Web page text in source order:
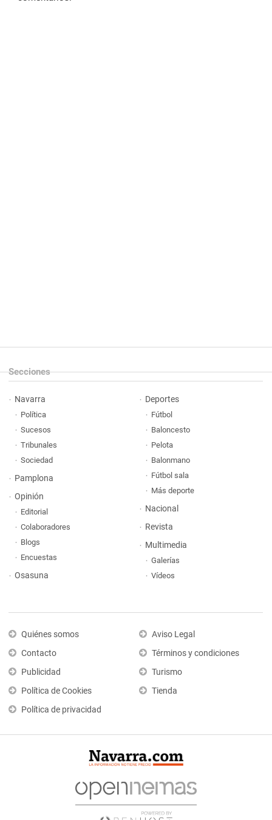
Secciones
Navarra
Política
Sucesos
Tribunales
Sociedad
Pamplona
Opinión
Editorial
Colaboradores
Blogs
Encuestas
Osasuna
Deportes
Fútbol
Baloncesto
Pelota
Balonmano
Fútbol sala
Más deporte
Nacional
Revista
Multimedia
Galerías
Vídeos
Quiénes somos
Contacto
Publicidad
Política de Cookies
Política de privacidad
Aviso Legal
Términos y condiciones
Turismo
Tienda